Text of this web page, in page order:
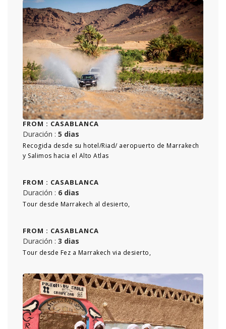
FROM : CASABLANCA
Duración : 5 dias
Recogida desde su hotel/Riad/ aeropuerto de Marrakech
y Salimos hacia el Alto Atlas
FROM : CASABLANCA
Duración : 6 dias
Tour desde Marrakech al desierto,
FROM : CASABLANCA
Duración : 3 dias
Tour desde Fez a Marrakech via desierto,